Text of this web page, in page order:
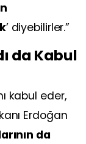
’ diyebilirler.”
da Kabul
kabul eder,
Erdoğan
da